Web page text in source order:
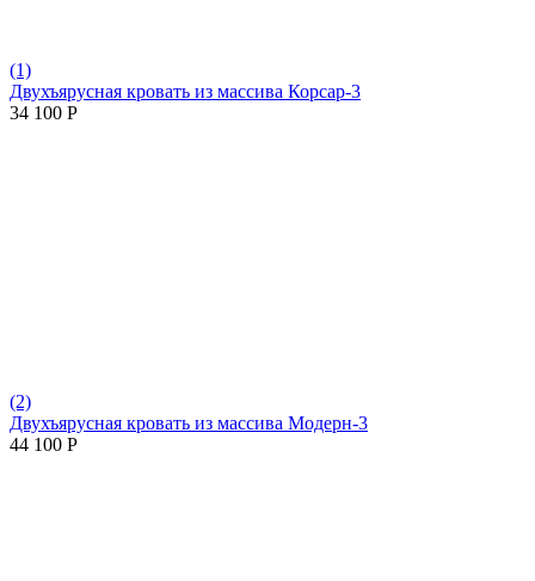
(1)
Двухъярусная кровать из массива Корсар-3
34 100 Р
(2)
Двухъярусная кровать из массива Модерн-3
44 100 Р